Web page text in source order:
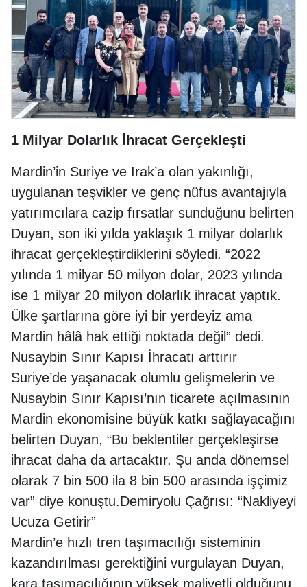
1 Milyar Dolarlık İhracat Gerçekleşti
Mardin’in Suriye ve Irak’a olan yakınlığı,
uygulanan teşvikler ve genç nüfus avantajıyla
yatırımcılara cazip fırsatlar sunduğunu belirten
Duyan, son iki yılda yaklaşık 1 milyar dolarlık
ihracat gerçekleştirdiklerini söyledi. “2022
yılında 1 milyar 50 milyon dolar, 2023 yılında
ise 1 milyar 20 milyon dolarlık ihracat yaptık.
Ülke şartlarına göre iyi bir yerdeyiz ama
Mardin hâlâ hak ettiği noktada değil” dedi.
Nusaybin Sınır Kapısı İhracatı arttırır
Suriye’de yaşanacak olumlu gelişmelerin ve
Nusaybin Sınır Kapısı’nın ticarete açılmasının
Mardin ekonomisine büyük katkı sağlayacağını
belirten Duyan, “Bu beklentiler gerçekleşirse
ihracat daha da artacaktır. Şu anda dönemsel
olarak 7 bin 500 ila 8 bin 500 arasında işçimiz
var” diye konuştu.Demiryolu Çağrısı: “Nakliyeyi
Ucuza Getirir”
Mardin’e hızlı tren taşımacılığı sisteminin
kazandırılması gerektiğini vurgulayan Duyan,
kara taşımacılığının yüksek maliyetli olduğunu